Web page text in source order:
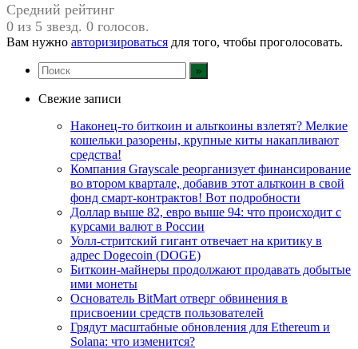
Средний рейтинг
0 из 5 звезд. 0 голосов.
Вам нужно авторизироваться для того, чтобы проголосовать.
Свежие записи
Наконец-то биткоин и альткоины взлетят? Мелкие
кошельки разорены, крупные киты накапливают
средства!
Компания Grayscale реорганизует финансирование
во втором квартале, добавив этот альткоин в свой
фонд смарт-контрактов! Вот подробности
Доллар выше 82, евро выше 94: что происходит с
курсами валют в России
Уолл-стритский гигант отвечает на критику в
адрес Dogecoin (DOGE)
Биткоин-майнеры продолжают продавать добытые
ими монеты
Основатель BitMart отверг обвинения в
присвоении средств пользователей
Грядут масштабные обновления для Ethereum и
Solana: что изменится?